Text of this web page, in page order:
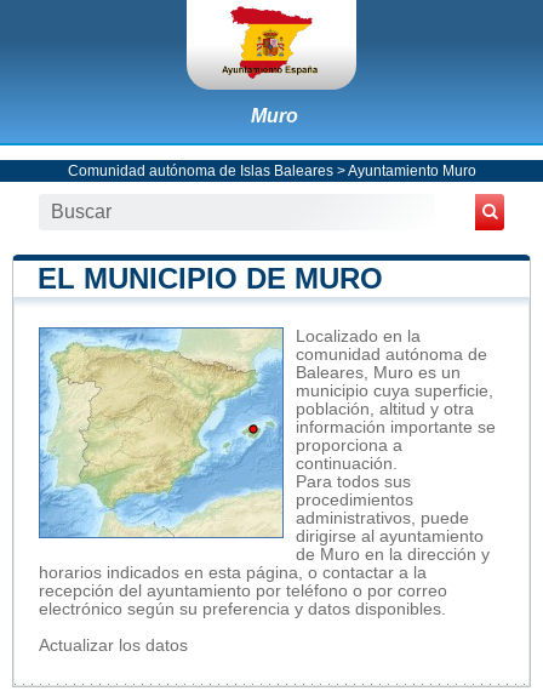
Muro
Comunidad autónoma de Islas Baleares>Ayuntamiento Muro
EL MUNICIPIO DE MURO
Localizado en la
comunidad autónoma de
Baleares, Muro es un
municipio cuya superficie,
población, altitud y otra
información importante se
proporciona a
continuación.
Para todos sus
procedimientos
administrativos, puede
dirigirse al ayuntamiento
de Muro en la dirección y
horarios indicados en esta página, o contactar a la
recepción del ayuntamiento por teléfono o por correo
electrónico según su preferencia y datos disponibles.
Actualizar los datos